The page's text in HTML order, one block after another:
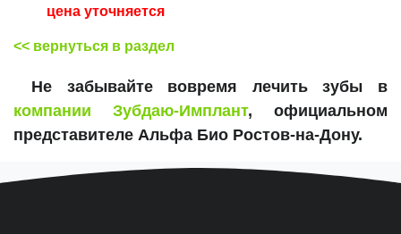
цена уточняется
<< вернуться в раздел
Не забывайте вовремя лечить зубы в
компании Зубдаю-Имплант, официальном
представителе Альфа Био Ростов-на-Дону.